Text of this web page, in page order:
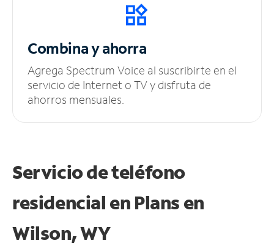
Combina y ahorra
Agrega Spectrum Voice al suscribirte en el
servicio de Internet o TV y disfruta de
ahorros mensuales.
Servicio de teléfono
residencial en Plans en
Wilson, WY